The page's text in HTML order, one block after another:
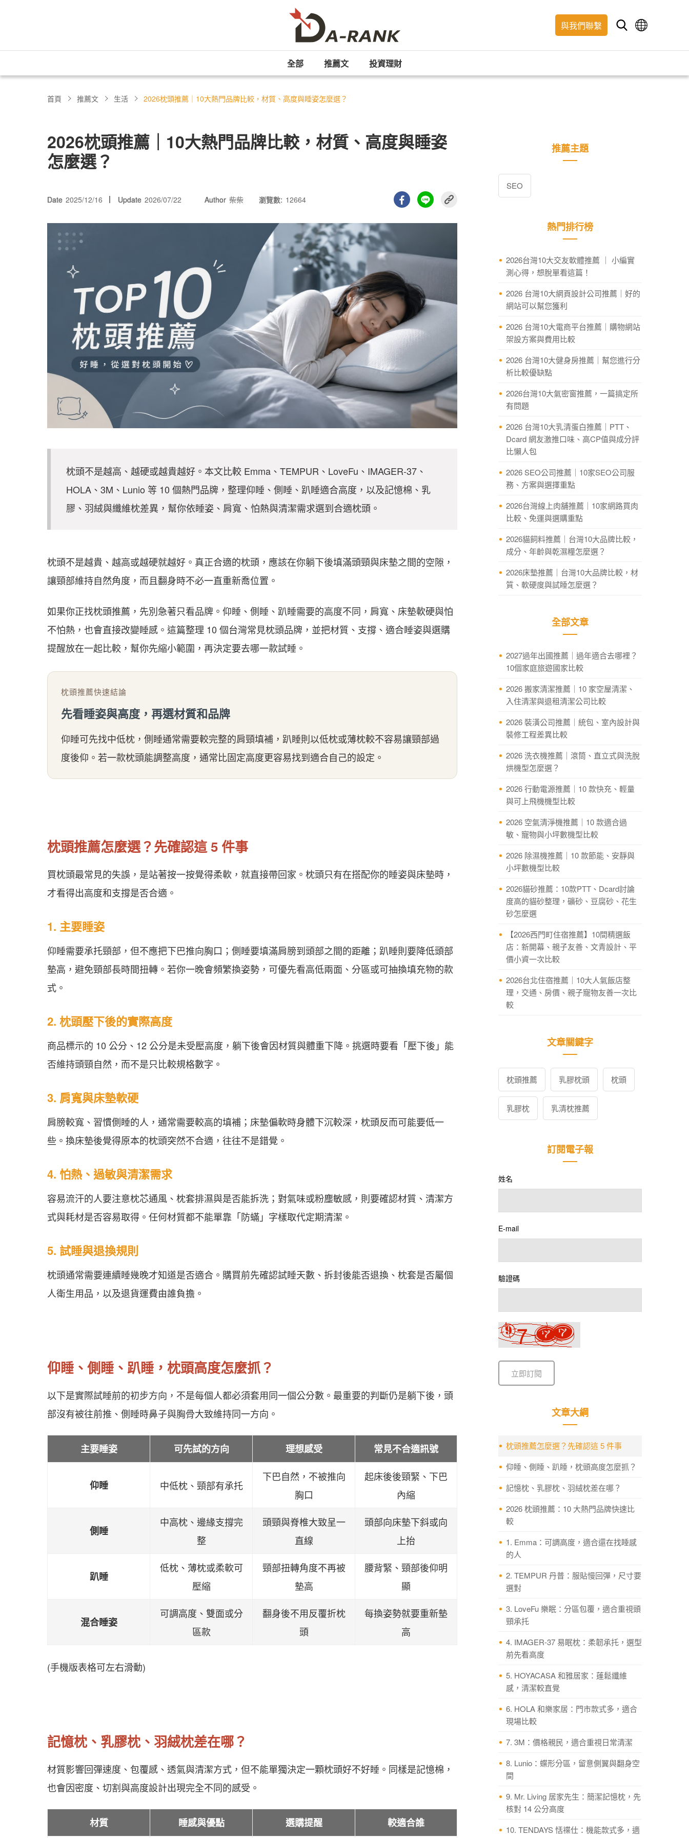
與我們聯繫
全部 推薦文 投資理財
首頁 推薦文 生活 2026枕頭推薦｜10大熱門品牌比較，材質、高度與睡姿怎麼選？
2026枕頭推薦｜10大熱門品牌比較，材質、高度與睡姿
怎麼選？
Date 2025/12/16 Update 2026/07/22 Author 柴柴 瀏覽數: 12664
枕頭不是越高、越硬或越貴越好。本文比較 Emma、TEMPUR、LoveFu、IMAGER-37、
HOLA、3M、Lunio 等 10 個熱門品牌，整理仰睡、側睡、趴睡適合高度，以及記憶棉、乳
膠、羽絨與纖維枕差異，幫你依睡姿、肩寬、怕熱與清潔需求選到合適枕頭。
枕頭不是越貴、越高或越硬就越好。真正合適的枕頭，應該在你躺下後填滿頭頸與床墊之間的空隙，
讓頸部維持自然角度，而且翻身時不必一直重新喬位置。
如果你正找枕頭推薦，先別急著只看品牌。仰睡、側睡、趴睡需要的高度不同，肩寬、床墊軟硬與怕
不怕熱，也會直接改變睡感。這篇整理 10 個台灣常見枕頭品牌，並把材質、支撐、適合睡姿與選購
提醒放在一起比較，幫你先縮小範圍，再決定要去哪一款試睡。
枕頭推薦快速結論
先看睡姿與高度，再選材質和品牌
仰睡可先找中低枕，側睡通常需要較完整的肩頸填補，趴睡則以低枕或薄枕較不容易讓頸部過
度後仰。若一款枕頭能調整高度，通常比固定高度更容易找到適合自己的設定。
枕頭推薦怎麼選？先確認這 5 件事
買枕頭最常見的失誤，是站著按一按覺得柔軟，就直接帶回家。枕頭只有在搭配你的睡姿與床墊時，
才看得出高度和支撐是否合適。
1. 主要睡姿
仰睡需要承托頸部，但不應把下巴推向胸口；側睡要填滿肩膀到頭部之間的距離；趴睡則要降低頭部
墊高，避免頸部長時間扭轉。若你一晚會頻繁換姿勢，可優先看高低兩面、分區或可抽換填充物的款
式。
2. 枕頭壓下後的實際高度
商品標示的 10 公分、12 公分是未受壓高度，躺下後會因材質與體重下降。挑選時要看「壓下後」能
否維持頭頸自然，而不是只比較規格數字。
3. 肩寬與床墊軟硬
肩膀較寬、習慣側睡的人，通常需要較高的填補；床墊偏軟時身體下沉較深，枕頭反而可能要低一
些。換床墊後覺得原本的枕頭突然不合適，往往不是錯覺。
4. 怕熱、過敏與清潔需求
容易流汗的人要注意枕芯通風、枕套排濕與是否能拆洗；對氣味或粉塵敏感，則要確認材質、清潔方
式與耗材是否容易取得。任何材質都不能單靠「防蟎」字樣取代定期清潔。
5. 試睡與退換規則
枕頭通常需要連續睡幾晚才知道是否適合。購買前先確認試睡天數、拆封後能否退換、枕套是否屬個
人衛生用品，以及退貨運費由誰負擔。
仰睡、側睡、趴睡，枕頭高度怎麼抓？
以下是實際試睡前的初步方向，不是每個人都必須套用同一個公分數。最重要的判斷仍是躺下後，頭
部沒有被往前推、側睡時鼻子與胸骨大致維持同一方向。
主要睡姿 可先試的方向 理想感受 常見不合適訊號
仰睡 中低枕、頸部有承托
下巴自然，不被推向
胸口
起床後後頸緊、下巴
內縮
側睡
中高枕、邊緣支撐完
整
頭頸與脊椎大致呈一
直線
頭部向床墊下斜或向
上抬
趴睡
低枕、薄枕或柔軟可
壓縮
頸部扭轉角度不再被
墊高
腰背緊、頸部後仰明
顯
混合睡姿
可調高度、雙面或分
區款
翻身後不用反覆折枕
頭
每換姿勢就要重新墊
高
(手機版表格可左右滑動)
記憶枕、乳膠枕、羽絨枕差在哪？
材質影響回彈速度、包覆感、透氣與清潔方式，但不能單獨決定一顆枕頭好不好睡。同樣是記憶棉，
也會因密度、切割與高度設計出現完全不同的感受。
材質 睡感與優點 選購提醒 較適合誰
推薦主題
SEO
熱門排行榜
2026台灣10大交友軟體推薦 ｜ 小編實
測心得，想脫單看這篇！
2026 台灣10大網頁設計公司推薦｜好的
網站可以幫您獲利
2026 台灣10大電商平台推薦｜購物網站
架設方案與費用比較
2026 台灣10大健身房推薦｜幫您進行分
析比較優缺點
2026台灣10大氣密窗推薦，一篇搞定所
有問題
2026 台灣10大乳清蛋白推薦｜PTT、
Dcard 網友激推口味、高CP值與成分評
比懶人包
2026 SEO公司推薦｜10家SEO公司服
務、方案與選擇重點
2026台灣線上肉舖推薦｜10家網路買肉
比較、免運與選購重點
2026貓飼料推薦｜台灣10大品牌比較，
成分、年齡與乾濕糧怎麼選？
2026床墊推薦｜台灣10大品牌比較，材
質、軟硬度與試睡怎麼選？
全部文章
2027過年出國推薦｜過年適合去哪裡？
10個家庭旅遊國家比較
2026 搬家清潔推薦｜10 家空屋清潔、
入住清潔與退租清潔公司比較
2026 裝潢公司推薦｜統包、室內設計與
裝修工程差異比較
2026 洗衣機推薦｜滾筒、直立式與洗脫
烘機型怎麼選？
2026 行動電源推薦｜10 款快充、輕量
與可上飛機機型比較
2026 空氣清淨機推薦｜10 款適合過
敏、寵物與小坪數機型比較
2026 除濕機推薦｜10 款節能、安靜與
小坪數機型比較
2026貓砂推薦：10款PTT、Dcard討論
度高的貓砂整理，礦砂、豆腐砂、花生
砂怎麼選
【2026西門町住宿推薦】10間精選飯
店：新開幕、親子友善、文青設計、平
價小資一次比較
2026台北住宿推薦｜10大人氣飯店整
理，交通、房價、親子寵物友善一次比
較
文章關鍵字
枕頭推薦 乳膠枕頭 枕頭
乳膠枕 乳清枕推薦
訂閱電子報
姓名
E-mail
驗證碼
立即訂閱
文章大綱
枕頭推薦怎麼選？先確認這 5 件事
仰睡、側睡、趴睡，枕頭高度怎麼抓？
記憶枕、乳膠枕、羽絨枕差在哪？
2026 枕頭推薦：10 大熱門品牌快速比
較
1. Emma：可調高度，適合還在找睡感
的人
2. TEMPUR 丹普：服貼慢回彈，尺寸要
選對
3. LoveFu 樂眠：分區包覆，適合重視頭
頸承托
4. IMAGER-37 易眠枕：柔韌承托，選型
前先看高度
5. HOYACASA 和雅居家：蓬鬆纖維
感，清潔較直覺
6. HOLA 和樂家居：門市款式多，適合
現場比較
7. 3M：價格親民，適合重視日常清潔
8. Lunio：蝶形分區，留意側翼與翻身空
間
9. Mr. Living 居家先生：簡潔記憶枕，先
核對 14 公分高度
10. TENDAYS 恬褋仕：機能款式多，適